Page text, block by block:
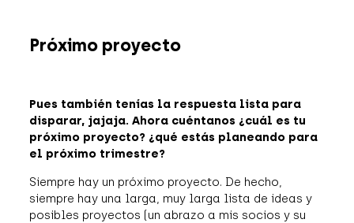
Próximo proyecto
Pues también tenías la respuesta lista para
disparar, jajaja. Ahora cuéntanos ¿cuál es tu
próximo proyecto? ¿qué estás planeando para
el próximo trimestre?
Siempre hay un próximo proyecto. De hecho,
siempre hay una larga, muy larga lista de ideas y
posibles proyectos (un abrazo a mis socios y su